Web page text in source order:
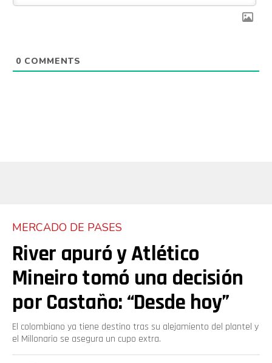
0 COMMENTS
MERCADO DE PASES
River apuró y Atlético
Mineiro tomó una decisión
por Castaño: “Desde hoy”
El colombiano ya tiene destino tras su alejamiento del plantel y
el Millonario se asegura un cupo extra.